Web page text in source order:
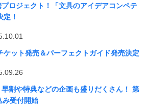
ロジェクト！「文具のアイデアコンペテ
定！
ケット発売＆パーフェクトガイド発売決定
割や特典などの企画も盛りだくさん！ 第
み受付開始